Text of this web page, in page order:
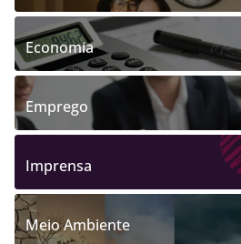
Economia
Emprego
Imprensa
Meio Ambiente